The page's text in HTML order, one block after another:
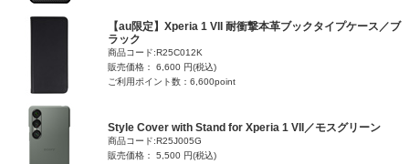
【au限定】Xperia 1 VII 耐衝撃本革ブックタイプケース／ブ
ラック
商品コード:R25C012K
販売価格： 6,600 円(税込)
ご利用ポイント数：6,600point
Style Cover with Stand for Xperia 1 VII／モスグリーン
商品コード:R25J005G
販売価格： 5,500 円(税込)